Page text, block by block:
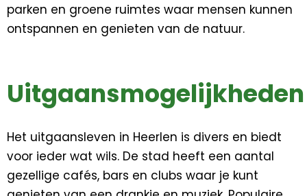
parken en groene ruimtes waar mensen kunnen
ontspannen en genieten van de natuur.
Uitgaansmogelijkheden
Het uitgaansleven in Heerlen is divers en biedt
voor ieder wat wils. De stad heeft een aantal
gezellige cafés, bars en clubs waar je kunt